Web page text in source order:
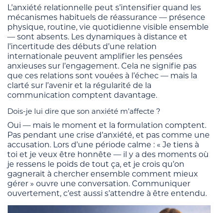
L’anxiété relationnelle peut s’intensifier quand les
mécanismes habituels de réassurance — présence
physique, routine, vie quotidienne visible ensemble
— sont absents. Les dynamiques à distance et
l’incertitude des débuts d’une relation
internationale peuvent amplifier les pensées
anxieuses sur l’engagement. Cela ne signifie pas
que ces relations sont vouées à l’échec — mais la
clarté sur l’avenir et la régularité de la
communication comptent davantage.
Dois-je lui dire que son anxiété m’affecte ?
Oui — mais le moment et la formulation comptent.
Pas pendant une crise d’anxiété, et pas comme une
accusation. Lors d’une période calme : « Je tiens à
toi et je veux être honnête — il y a des moments où
je ressens le poids de tout ça, et je crois qu’on
gagnerait à chercher ensemble comment mieux
gérer » ouvre une conversation. Communiquer
ouvertement, c’est aussi s’attendre à être entendu.